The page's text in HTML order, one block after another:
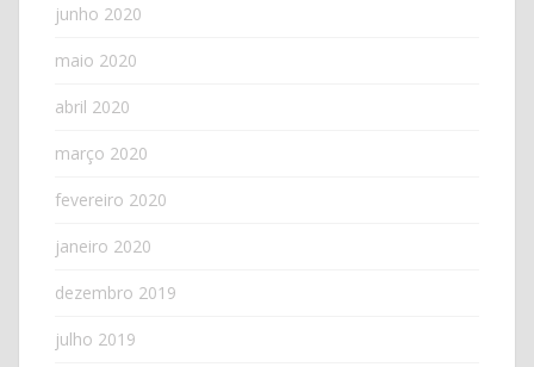
junho 2020
maio 2020
abril 2020
março 2020
fevereiro 2020
janeiro 2020
dezembro 2019
julho 2019